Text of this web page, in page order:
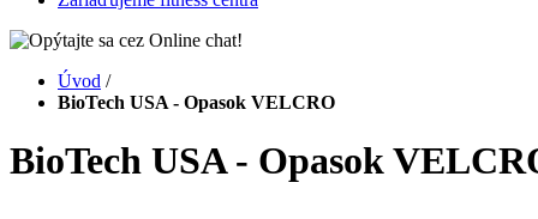
Úvod /
BioTech USA - Opasok VELCRO
BioTech USA - Opasok